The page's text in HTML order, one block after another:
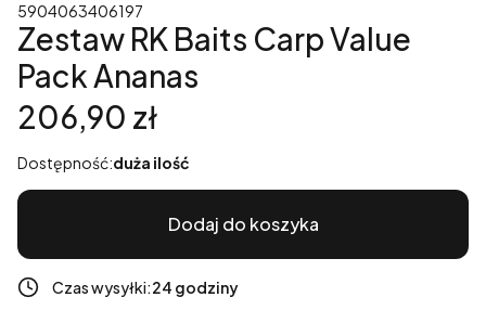
5904063406197
Zestaw RK Baits Carp Value
Pack Ananas
Cena
206,90 zł
Dostępność:duża ilość
Dodaj do koszyka
Czas wysyłki:24 godziny